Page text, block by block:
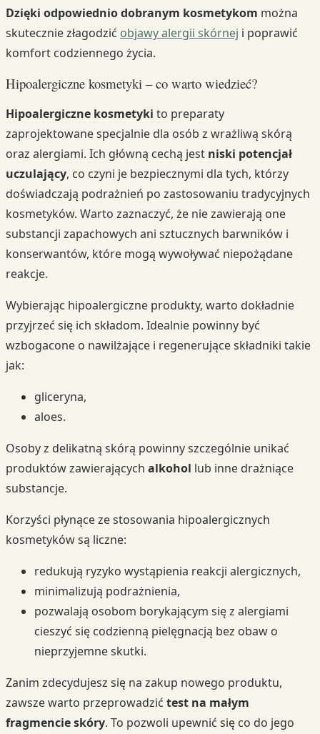
Dzięki odpowiednio dobranym kosmetykom można
skutecznie złagodzić objawy alergii skórnej i poprawić
komfort codziennego życia.
Hipoalergiczne kosmetyki – co warto wiedzieć?
Hipoalergiczne kosmetyki to preparaty
zaprojektowane specjalnie dla osób z wrażliwą skórą
oraz alergiami. Ich główną cechą jest niski potencjał
uczulający, co czyni je bezpiecznymi dla tych, którzy
doświadczają podrażnień po zastosowaniu tradycyjnych
kosmetyków. Warto zaznaczyć, że nie zawierają one
substancji zapachowych ani sztucznych barwników i
konserwantów, które mogą wywoływać niepożądane
reakcje.
Wybierając hipoalergiczne produkty, warto dokładnie
przyjrzeć się ich składom. Idealnie powinny być
wzbogacone o nawilżające i regenerujące składniki takie
jak:
gliceryna,
aloes.
Osoby z delikatną skórą powinny szczególnie unikać
produktów zawierających alkohol lub inne drażniące
substancje.
Korzyści płynące ze stosowania hipoalergicznych
kosmetyków są liczne:
redukują ryzyko wystąpienia reakcji alergicznych,
minimalizują podrażnienia,
pozwalają osobom borykającym się z alergiami
cieszyć się codzienną pielęgnacją bez obaw o
nieprzyjemne skutki.
Zanim zdecydujesz się na zakup nowego produktu,
zawsze warto przeprowadzić test na małym
fragmencie skóry. To pozwoli upewnić się co do jego